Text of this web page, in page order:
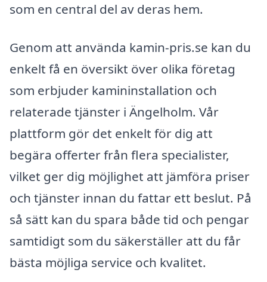
som en central del av deras hem.
Genom att använda kamin-pris.se kan du
enkelt få en översikt över olika företag
som erbjuder kamininstallation och
relaterade tjänster i Ängelholm. Vår
plattform gör det enkelt för dig att
begära offerter från flera specialister,
vilket ger dig möjlighet att jämföra priser
och tjänster innan du fattar ett beslut. På
så sätt kan du spara både tid och pengar
samtidigt som du säkerställer att du får
bästa möjliga service och kvalitet.